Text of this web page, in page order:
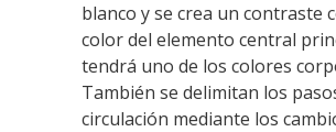
blanco y se crea un contraste
color del elemento central
tendrá uno de los colores
También se delimitan los
circulación mediante los